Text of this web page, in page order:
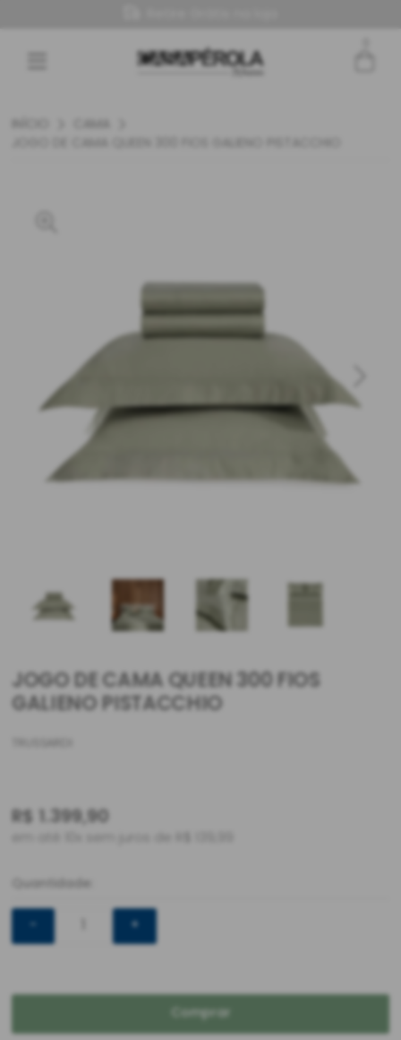
Entre com email ou cpf/cnpj
INÍCIO
CAMA
JOGO DE CAMA QUEEN 300 FIOS
GALIENO PISTACCHIO
R$ 1.399,90
Quantidade:
-
+
Comprar